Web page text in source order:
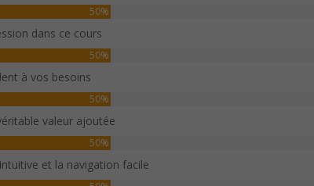
50%
dans ce cours
50%
à vos besoins
50%
valeur ajoutée
50%
et la navigation facile